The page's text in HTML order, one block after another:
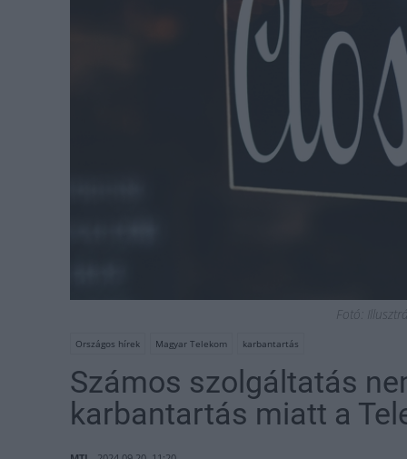
Fotó:
Országos hírek Magyar Telekom karbantartás
Számos szolgáltatás
karbantartás miatt a